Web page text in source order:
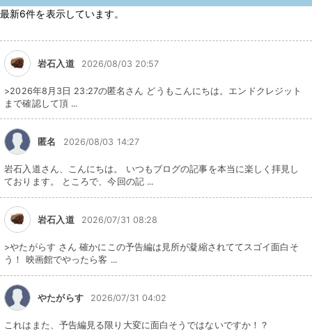
最新6件を表示しています。
岩石入道 2026/08/03 20:57
>2026年8月3日 23:27の匿名さん どうもこんにちは。エンドクレジット
まで確認して頂 ...
匿名 2026/08/03 14:27
岩石入道さん、こんにちは。 いつもブログの記事を本当に楽しく拝見し
ております。 ところで、今回の記 ...
岩石入道 2026/07/31 08:28
>やたがらす さん 確かにこの予告編は見所が凝縮されててスゴイ面白そ
う！ 映画館でやったら客 ...
やたがらす 2026/07/31 04:02
これはまた、予告編見る限り大変に面白そうではないですか！？